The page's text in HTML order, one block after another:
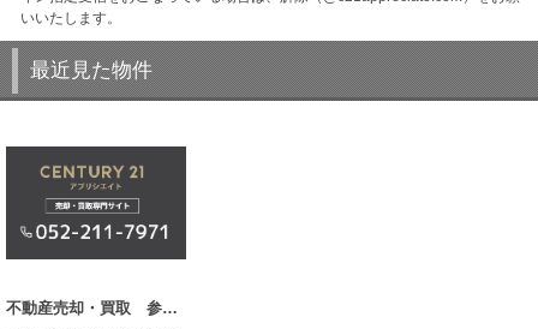
いいたします。
最近見た物件
不動産売却・買取 参考事例